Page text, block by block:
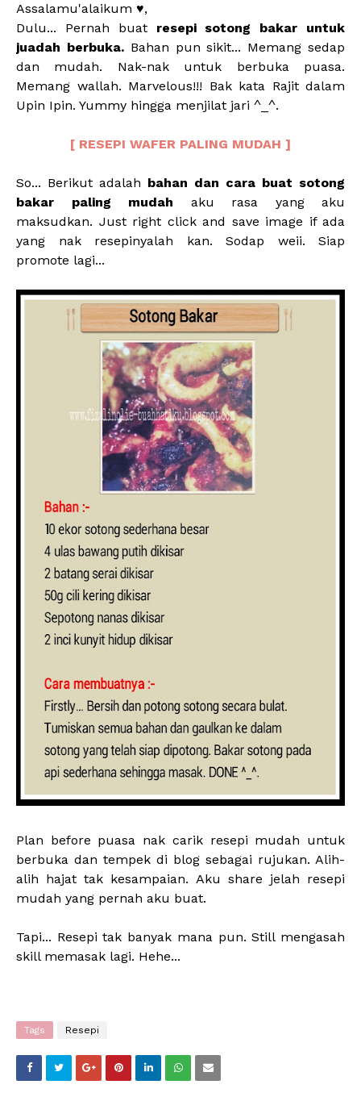
Assalamu'alaikum ♥,
Dulu... Pernah buat resepi sotong bakar untuk
juadah berbuka.Bahan pun sikit... Memang sedap
dan mudah. Nak-nak untuk berbuka puasa.
Memang wallah. Marvelous!!! Bak kata Rajit dalam
Upin Ipin. Yummy hingga menjilat jari ^_^.
[ RESEPI WAFER PALING MUDAH ]
So... Berikut adalah bahan dan cara buat sotong
bakar paling mudah aku rasa yang aku
maksudkan. Just right click and save image if ada
yang nak resepinyalah kan. Sodap weii. Siap
promote lagi...
Plan before puasa nak carik resepi mudah untuk
berbuka dan tempek di blog sebagai rujukan. Alih-
alih hajat tak kesampaian. Aku share jelah resepi
mudah yang pernah aku buat.
Tapi... Resepi tak banyak mana pun. Still mengasah
skill memasak lagi. Hehe...
Tags Resepi